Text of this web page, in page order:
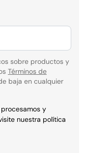
sobre productos y
Términos de
baja en cualquier
y
nuestra política